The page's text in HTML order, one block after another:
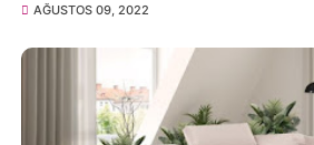
AĞUSTOS 09, 2022